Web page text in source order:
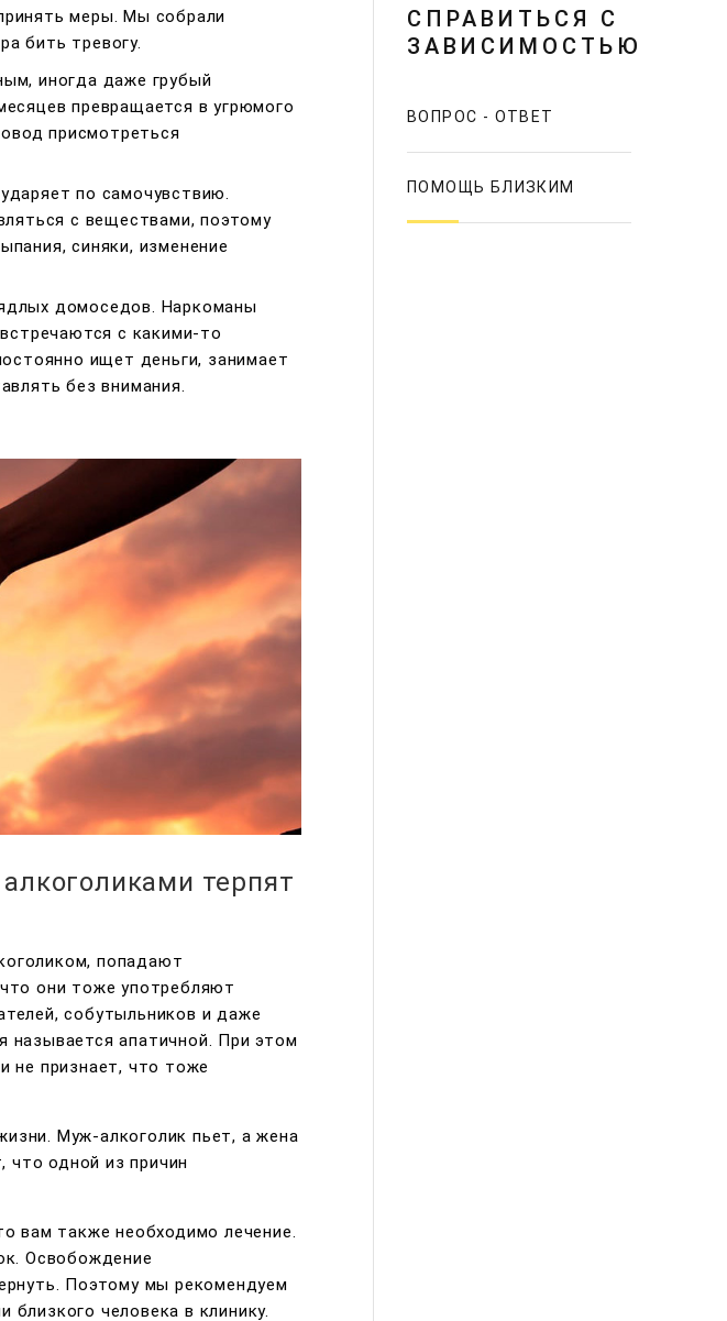
СПРАВИТЬСЯ С
ЗАВИСИМОСТЬЮ
ВОПРОС - ОТВЕТ
ПОМОЩЬ БЛИЗКИМ
меры. Мы собрали
бить тревогу.
иногда даже грубый
превращается в угрюмого
присмотреться
по самочувствию.
с веществами, поэтому
синяки, изменение
домоседов. Наркоманы
с какими-то
ищет деньги, занимает
без внимания.
терпят
попадают
они тоже употребляют
собутыльников и даже
называется апатичной. При этом
не признает, что тоже
Муж-алкоголик пьет, а жена
что одной из причин
вам также необходимо лечение.
Освобождение
Поэтому мы рекомендуем
человека в клинику.